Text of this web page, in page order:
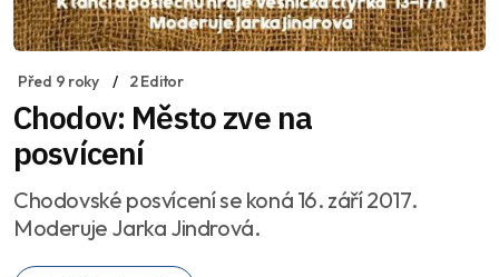
Před 9 roky 2 Editor
Chodov: Město zve na
posvícení
Chodovské posvícení se koná 16. září 2017.
Moderuje Jarka Jindrová.